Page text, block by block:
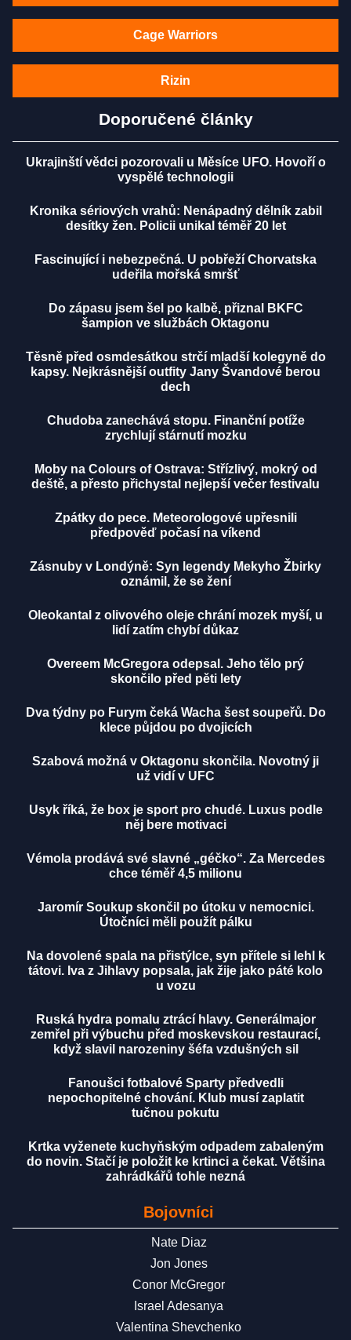
Cage Warriors
Rizin
Doporučené články
Ukrajinští vědci pozorovali u Měsíce UFO. Hovoří o
vyspělé technologii
Kronika sériových vrahů: Nenápadný dělník zabil
desítky žen. Policii unikal téměř 20 let
Fascinující i nebezpečná. U pobřeží Chorvatska
udeřila mořská smršť
Do zápasu jsem šel po kalbě, přiznal BKFC
šampion ve službách Oktagonu
Těsně před osmdesátkou strčí mladší kolegyně do
kapsy. Nejkrásnější outfity Jany Švandové berou
dech
Chudoba zanechává stopu. Finanční potíže
zrychlují stárnutí mozku
Moby na Colours of Ostrava: Střízlivý, mokrý od
deště, a přesto přichystal nejlepší večer festivalu
Zpátky do pece. Meteorologové upřesnili
předpověď počasí na víkend
Zásnuby v Londýně: Syn legendy Mekyho Žbirky
oznámil, že se žení
Oleokantal z olivového oleje chrání mozek myší, u
lidí zatím chybí důkaz
Overeem McGregora odepsal. Jeho tělo prý
skončilo před pěti lety
Dva týdny po Furym čeká Wacha šest soupeřů. Do
klece půjdou po dvojicích
Szabová možná v Oktagonu skončila. Novotný ji
už vidí v UFC
Usyk říká, že box je sport pro chudé. Luxus podle
něj bere motivaci
Vémola prodává své slavné „géčko“. Za Mercedes
chce téměř 4,5 milionu
Jaromír Soukup skončil po útoku v nemocnici.
Útočníci měli použít pálku
Na dovolené spala na přistýlce, syn přítele si lehl k
tátovi. Iva z Jihlavy popsala, jak žije jako páté kolo
u vozu
Ruská hydra pomalu ztrácí hlavy. Generálmajor
zemřel při výbuchu před moskevskou restaurací,
když slavil narozeniny šéfa vzdušných sil
Fanoušci fotbalové Sparty předvedli
nepochopitelné chování. Klub musí zaplatit
tučnou pokutu
Krtka vyženete kuchyňským odpadem zabaleným
do novin. Stačí je položit ke krtinci a čekat. Většina
zahrádkářů tohle nezná
Bojovníci
Nate Diaz
Jon Jones
Conor McGregor
Israel Adesanya
Valentina Shevchenko